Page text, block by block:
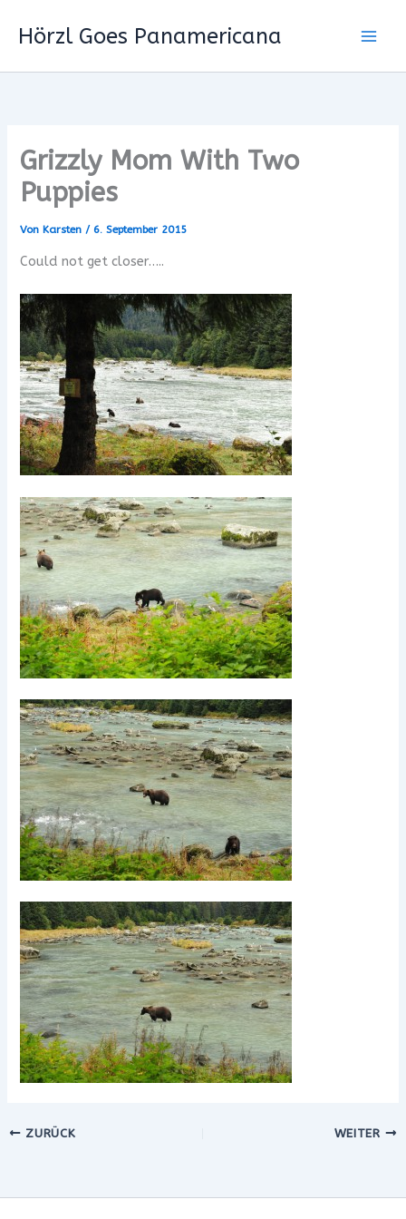
InhaltHörzl Goes Panamericana
Grizzly Mom With Two
Puppies
Von Karsten/6. September 2015
Could not get closer…..
ZURÜCK WEITER